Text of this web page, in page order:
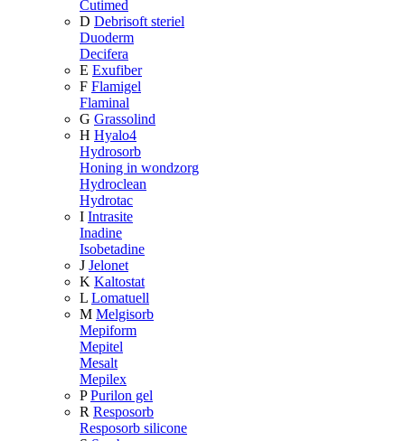
Cutimed
D Debrisoft steriel
Duoderm
Decifera
E Exufiber
F Flamigel
Flaminal
G Grassolind
H Hyalo4
Hydrosorb
Honing in wondzorg
Hydroclean
Hydrotac
I Intrasite
Inadine
Isobetadine
J Jelonet
K Kaltostat
L Lomatuell
M Melgisorb
Mepiform
Mepitel
Mesalt
Mepilex
P Purilon gel
R Resposorb
Resposorb silicone